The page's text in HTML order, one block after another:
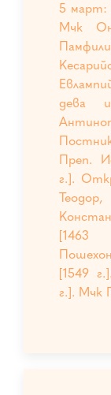
5 март:
Мчк
дева
Преп.
г.].
[1463
[1549
г.]. Мчк